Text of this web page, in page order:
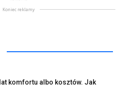
Koniec reklamy
komfortu albo kosztów. Jak